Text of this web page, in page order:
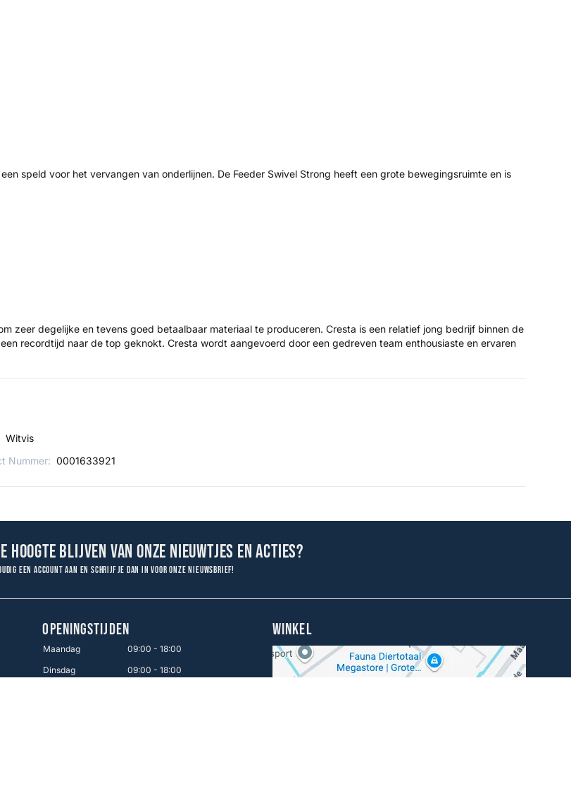
speld voor het vervangen van onderlijnen. De Feeder Swivel Strong heeft een grote bewegingsruimte en is
zeer degelijke en tevens goed betaalbaar materiaal te produceren. Cresta is een relatief jong bedrijf binnen de
recordtijd naar de top geknokt. Cresta wordt aangevoerd door een gedreven team enthousiaste en ervaren
Witvis
Nummer: 0001633921
hoogte blijven van onze nieuwtjes en acties?
een account aan en schrijf je dan in voor onze nieuwsbrief!
OPENINGSTIJDEN
Maandag
09:00 - 18:00
Dinsdag
09:00 - 18:00
WINKEL